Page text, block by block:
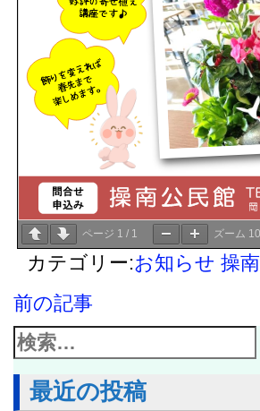
ページ 1 / 1 ズーム
カテゴリー:お知らせ 操
前の記事
最近の投稿